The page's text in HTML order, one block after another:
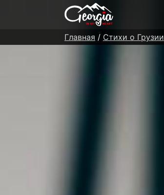
Главная / Стихи о Грузии